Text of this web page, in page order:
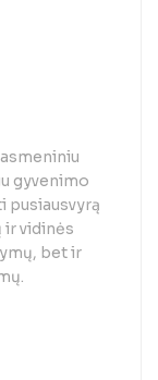
gyvenimo
pusiausvyrą
ir vidinės
bet ir